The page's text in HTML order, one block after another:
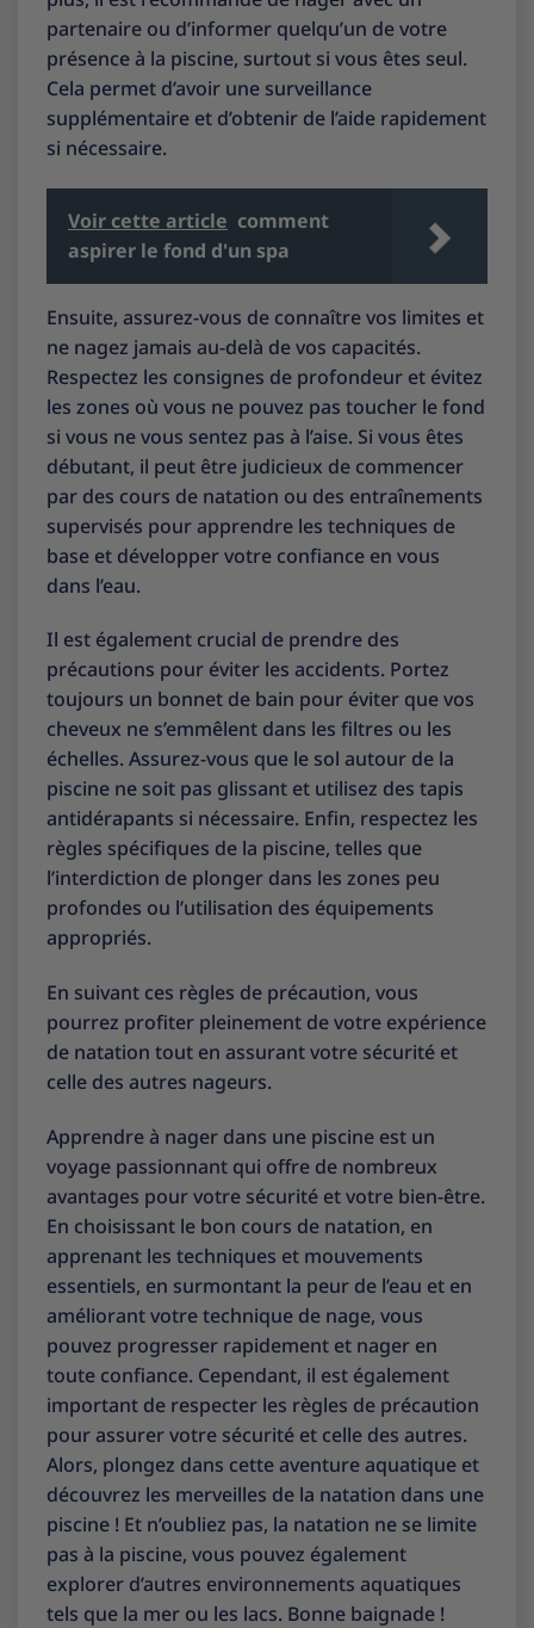
partenaire ou d’informer quelqu’un de votre
présence à la piscine, surtout si vous êtes seul.
Cela permet d’avoir une surveillance
supplémentaire et d’obtenir de l’aide rapidement
si nécessaire.
Voir cette article comment
aspirer le fond d'un spa
Ensuite, assurez-vous de connaître vos limites et
ne nagez jamais au-delà de vos capacités.
Respectez les consignes de profondeur et évitez
les zones où vous ne pouvez pas toucher le fond
si vous ne vous sentez pas à l’aise. Si vous êtes
débutant, il peut être judicieux de commencer
par des cours de natation ou des entraînements
supervisés pour apprendre les techniques de
base et développer votre confiance en vous
dans l’eau.
Il est également crucial de prendre des
précautions pour éviter les accidents. Portez
toujours un bonnet de bain pour éviter que vos
cheveux ne s’emmêlent dans les filtres ou les
échelles. Assurez-vous que le sol autour de la
piscine ne soit pas glissant et utilisez des tapis
antidérapants si nécessaire. Enfin, respectez les
règles spécifiques de la piscine, telles que
l’interdiction de plonger dans les zones peu
profondes ou l’utilisation des équipements
appropriés.
En suivant ces règles de précaution, vous
pourrez profiter pleinement de votre expérience
de natation tout en assurant votre sécurité et
celle des autres nageurs.
Apprendre à nager dans une piscine est un
voyage passionnant qui offre de nombreux
avantages pour votre sécurité et votre bien-être.
En choisissant le bon cours de natation, en
apprenant les techniques et mouvements
essentiels, en surmontant la peur de l’eau et en
améliorant votre technique de nage, vous
pouvez progresser rapidement et nager en
toute confiance. Cependant, il est également
important de respecter les règles de précaution
pour assurer votre sécurité et celle des autres.
Alors, plongez dans cette aventure aquatique et
découvrez les merveilles de la natation dans une
piscine ! Et n’oubliez pas, la natation ne se limite
pas à la piscine, vous pouvez également
explorer d’autres environnements aquatiques
tels que la mer ou les lacs. Bonne baignade !